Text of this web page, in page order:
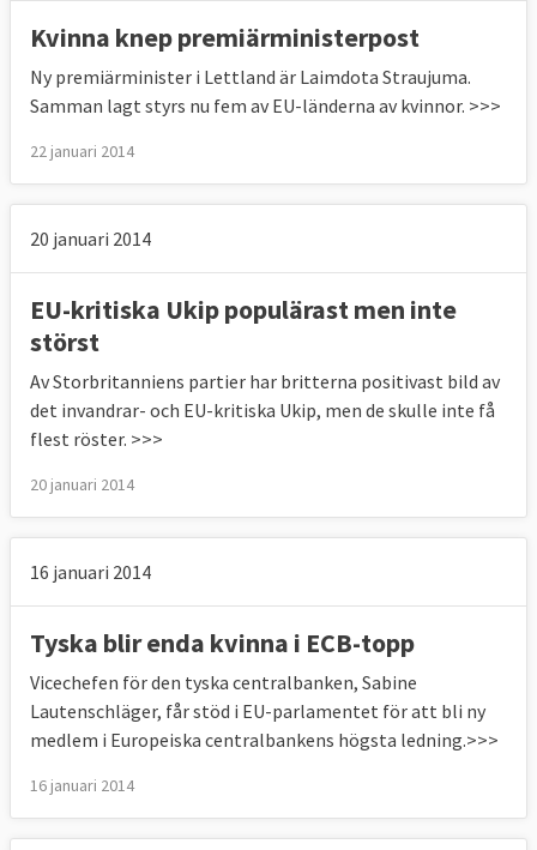
Kvinna knep premiärministerpost
Ny premiärminister i Lettland är Laimdota Straujuma.
Samman lagt styrs nu fem av EU-länderna av kvinnor. >>>
22 januari 2014
20 januari 2014
EU-kritiska Ukip populärast men inte
störst
Av Storbritanniens partier har britterna positivast bild av
det invandrar- och EU-kritiska Ukip, men de skulle inte få
flest röster. >>>
20 januari 2014
16 januari 2014
Tyska blir enda kvinna i ECB-topp
Vicechefen för den tyska centralbanken, Sabine
Lautenschläger, får stöd i EU-parlamentet för att bli ny
medlem i Europeiska centralbankens högsta ledning.>>>
16 januari 2014